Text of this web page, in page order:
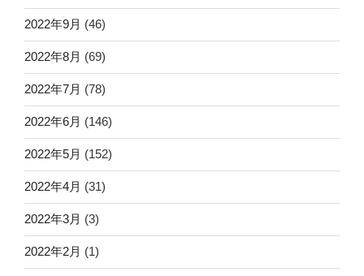
2022年9月 (46)
2022年8月 (69)
2022年7月 (78)
2022年6月 (146)
2022年5月 (152)
2022年4月 (31)
2022年3月 (3)
2022年2月 (1)